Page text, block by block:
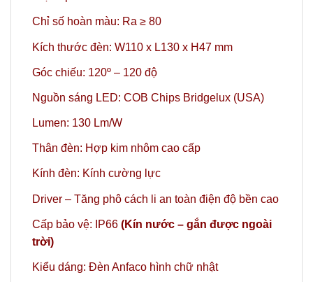
Chỉ số hoàn màu: Ra ≥ 80
Kích thước đèn: W110 x L130 x H47 mm
Góc chiếu: 120º – 120 độ
Nguồn sáng LED: COB Chips Bridgelux (USA)
Lumen: 130 Lm/W
Thân đèn: Hợp kim nhôm cao cấp
Kính đèn: Kính cường lực
Driver – Tăng phô cách li an toàn điện độ bền cao
Cấp bảo vệ: IP66 (Kín nước – gắn được ngoài
trời)
Kiểu dáng: Đèn Anfaco hình chữ nhật